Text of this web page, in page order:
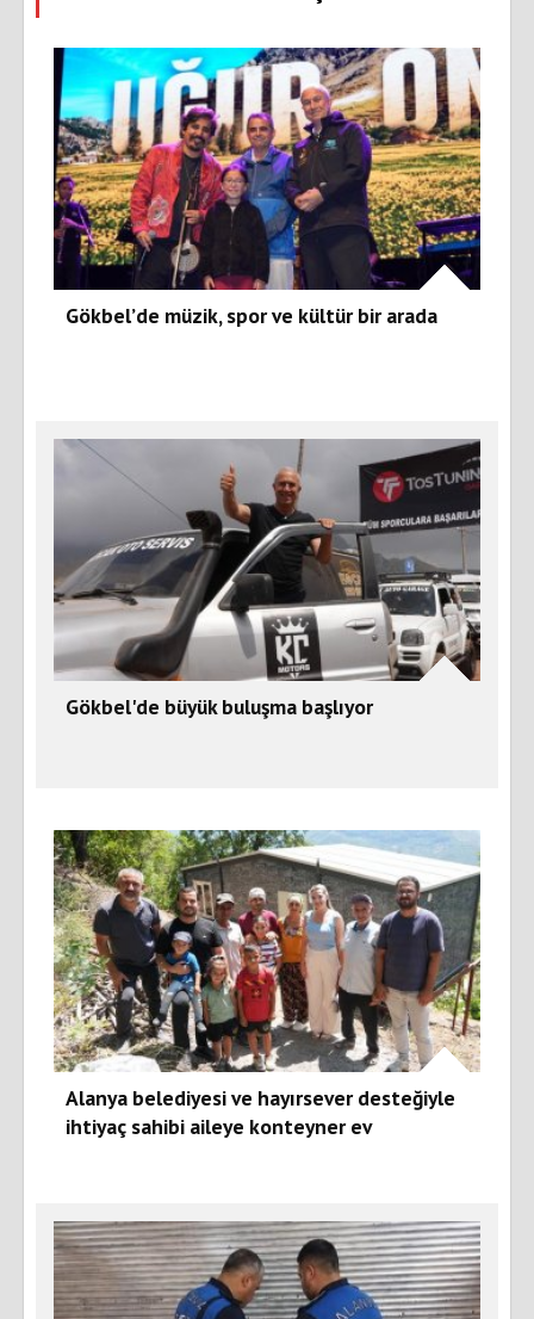
Gökbel’de müzik, spor ve kültür bir arada
Gökbel'de büyük buluşma başlıyor
Alanya belediyesi ve hayırsever desteğiyle
ihtiyaç sahibi aileye konteyner ev